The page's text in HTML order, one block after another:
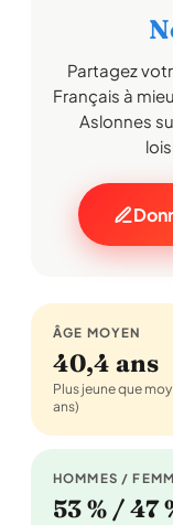
Partagez
Français à
Aslonnes
ÂGE MOYEN
40,4 ans
Plus jeune que
ans)
HOMMES /
53 % / 47